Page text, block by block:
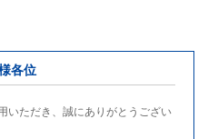
各位
いただき、誠にありがとうござい